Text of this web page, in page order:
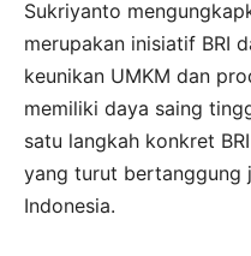
Sukriyanto
merupakan inisiatif BRI
keunikan UMKM dan
memiliki daya saing
satu langkah konkret
yang turut bertanggung
Indonesia.